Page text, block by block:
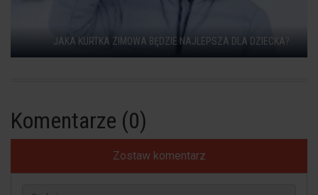
JAKA KURTKA ZIMOWA BĘDZIE NAJLEPSZA DLA DZIECKA?
Komentarze (0)
Zostaw komentarz